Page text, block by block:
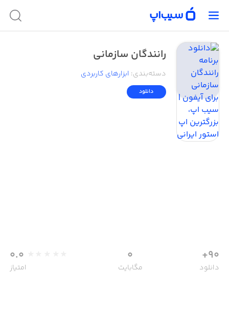
رانندگان سازمانی
دسته‌بندی: ابزار‌های کاربردی
دانلود
90+
دانلود
0
مگابایت
0.0
امتیاز